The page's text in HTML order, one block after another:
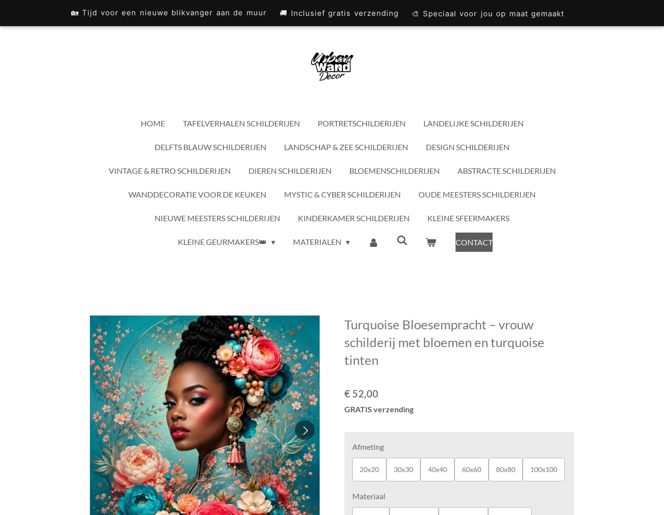
🏡 Tijd voor een nieuwe blikvanger aan de muur 🚚 Inclusief gratis verzending 🎨 Speciaal voor jou op maat gemaakt
direct
HOME TAFELVERHALEN SCHILDERIJEN PORTRETSCHILDERIJEN LANDELIJKE SCHILDERIJEN
DELFTS BLAUW SCHILDERIJEN LANDSCHAP & ZEE SCHILDERIJEN DESIGN SCHILDERIJEN
VINTAGE & RETRO SCHILDERIJEN DIEREN SCHILDERIJEN BLOEMENSCHILDERIJEN ABSTRACTE SCHILDERIJEN
WANDDECORATIE VOOR DE KEUKEN MYSTIC & CYBER SCHILDERIJEN OUDE MEESTERS SCHILDERIJEN
NIEUWE MEESTERS SCHILDERIJEN KINDERKAMER SCHILDERIJEN KLEINE SFEERMAKERS
KLEINE GEURMAKERS👑 MATERIALEN CONTACT
Turquoise Bloesempracht – vrouw
schilderij met bloemen en turquoise
tinten
€ 52,00
GRATIS verzending
Afmeting
20x20 30x30 40x40 60x60 80x80 100x100
Materiaal